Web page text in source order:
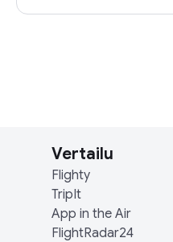
Vertailu
Flighty
TripIt
App in the Air
FlightRadar24